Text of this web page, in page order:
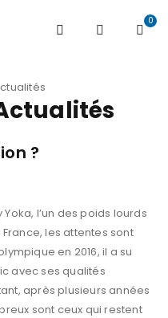
0
?
l’un des poids lourds
les attentes sont
en 2016, il a su
avec ses qualités
après plusieurs années
sont ceux qui restent